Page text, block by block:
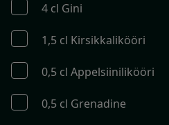
4 cl Gini
1,5 cl Kirsikkalikööri
0,5 cl Appelsiinilikööri
0,5 cl Grenadine